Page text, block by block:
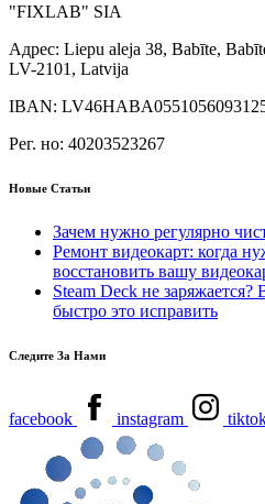
"FIXLAB" SIA
Адрес: Liepu aleja 38, Babīte,
LV-2101, Latvija
IBAN:
Рег. но: 40203523267
Новые Статьи
Зачем нужно регулярно
Ремонт видеокарт: когда
восстановить вашу
Steam Deck не
быстро это исправить
Следите За Нами
facebook instagram